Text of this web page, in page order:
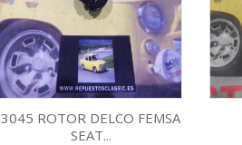
3045 ROTOR DELCO FEMSA
SEAT...